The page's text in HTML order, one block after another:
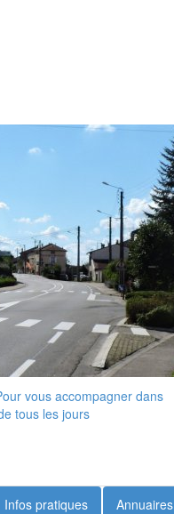
vous accompagner dans
tous les jours
Infos pratiques Annuaires